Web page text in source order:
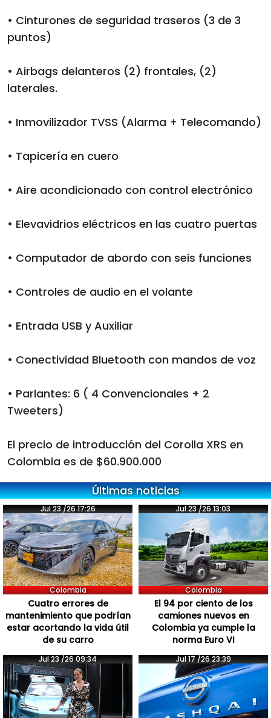
• Cinturones de seguridad traseros (3 de 3
puntos)
• Airbags delanteros (2) frontales, (2)
laterales.
• Inmovilizador TVSS (Alarma + Telecomando)
• Tapicería en cuero
• Aire acondicionado con control electrónico
• Elevavidrios eléctricos en las cuatro puertas
• Computador de abordo con seis funciones
• Controles de audio en el volante
• Entrada USB y Auxiliar
• Conectividad Bluetooth con mandos de voz
• Parlantes: 6 ( 4 Convencionales + 2
Tweeters)
El precio de introducción del Corolla XRS en
Colombia es de $60.900.000
Últimas noticias
Jul 23 /26 17:26
Colombia
Cuatro errores de
mantenimiento que podrían
estar acortando la vida útil
de su carro
Jul 23 /26 13:03
Colombia
El 94 por ciento de los
camiones nuevos en
Colombia ya cumple la
norma Euro VI
Jul 23 /26 09:34 Jul 17 /26 23:39